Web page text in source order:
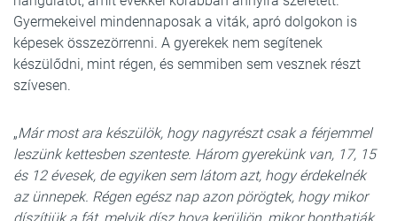
Gyermekeivel mindennaposak a viták, apró dolgokon is
képesek összezörrenni. A gyerekek nem segítenek
készülődni, mint régen, és semmiben sem vesznek részt
szívesen.
„Már most ara készülök, hogy nagyrészt csak a férjemmel
leszünk kettesben szenteste. Három gyerekünk van, 17, 15
és 12 évesek, de egyiken sem látom azt, hogy érdekelnék
az ünnepek. Régen egész nap azon pörögtek, hogy mikor